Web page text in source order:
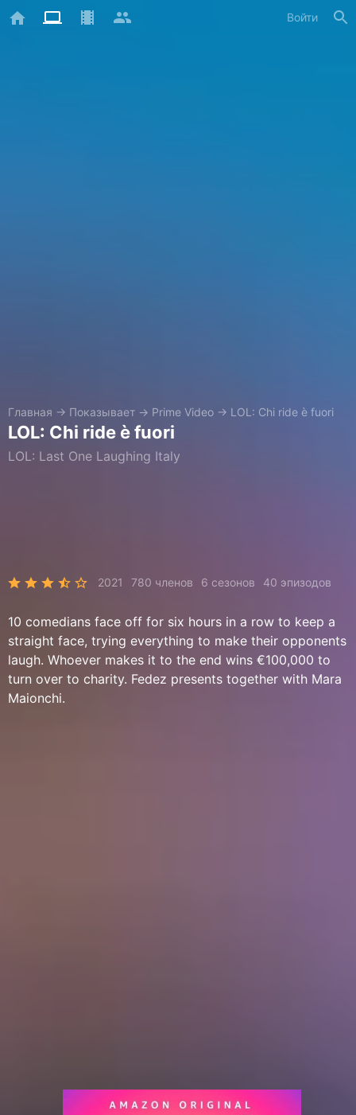
Войти
Главная → Показывает → Prime Video → LOL: Chi ride è fuori
LOL: Chi ride è fuori
LOL: Last One Laughing Italy
2021 780 членов 6 сезонов 40 эпизодов
10 comedians face off for six hours in a row to keep a
straight face, trying everything to make their opponents
laugh. Whoever makes it to the end wins €100,000 to
turn over to charity. Fedez presents together with Mara
Maionchi.